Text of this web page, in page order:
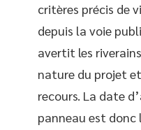
critères précis de
depuis la voie
avertit les
nature du projet
recours. La date
panneau est